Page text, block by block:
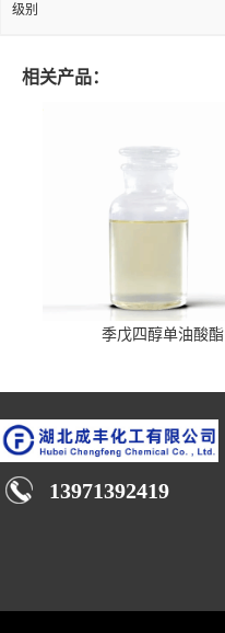
级别
相关产品：
季戊四醇单油酸酯
13971392419